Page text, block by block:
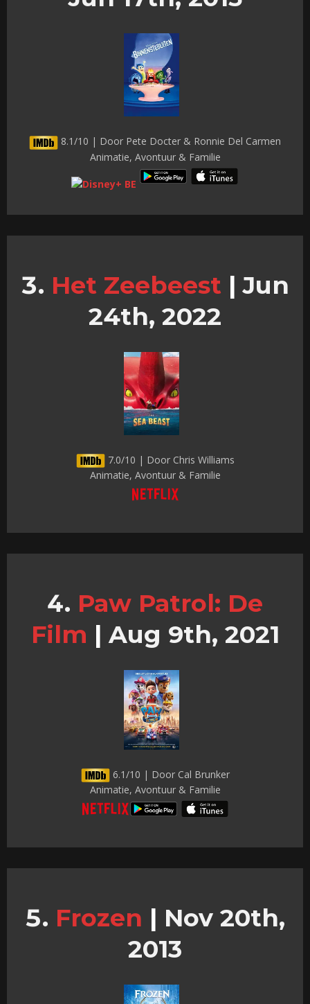
8.1/10 | Door Pete Docter & Ronnie Del Carmen
Animatie, Avontuur & Familie
Het Zeebeest | Jun
24th, 2022
7.0/10 | Door Chris Williams
Animatie, Avontuur & Familie
Paw Patrol: De
Film | Aug 9th, 2021
6.1/10 | Door Cal Brunker
Animatie, Avontuur & Familie
Frozen | Nov 20th,
2013